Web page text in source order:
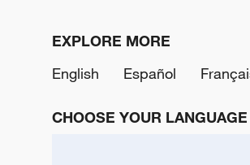
EXPLORE MORE
English
Español
CHOOSE YOUR LANGUAGE